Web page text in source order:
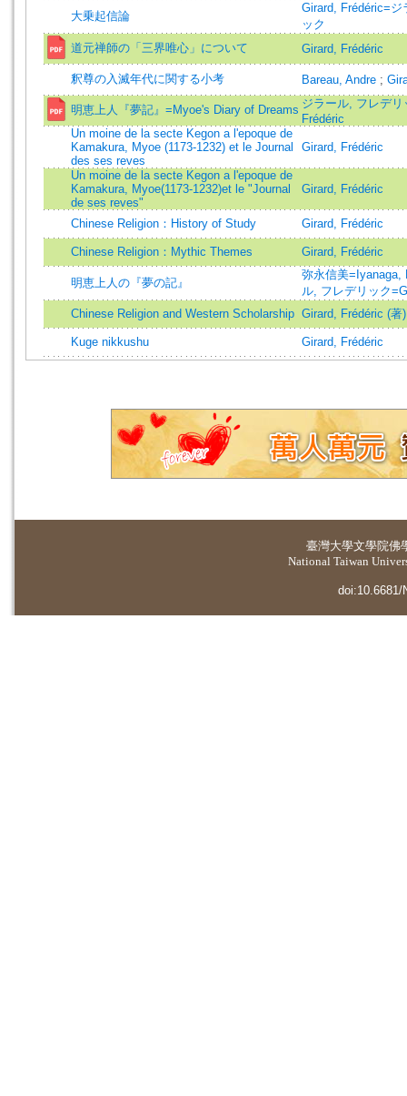
大乗起信論
Girard, Frédéric=
ック
道元禅師の「三界唯心」について
Girard, Frédéric
釈尊の入滅年代に関する小考 Bareau, Andre ;
明恵上人『夢記』=Myoe's Diary of Dreams ジラール, フレデリ
Frédéric
Un moine de la secte Kegon a l'epoque de
Kamakura, Myoe (1173-1232) et le Journal
des ses reves
Girard, Frédéric
Un moine de la secte Kegon a l'epoque de
Kamakura, Myoe(1173-1232)et le "Journal
de ses reves"
Girard, Frédéric
Chinese Religion：History of Study Girard, Frédéric
Chinese Religion：Mythic Themes Girard, Frédéric
明恵上人の『夢の記』
弥永信美=Iyanaga,
ル, フレデリック
Chinese Religion and Western Scholarship Girard, Frédéric (著)
Kuge nikkushu Girard, Frédéric
臺灣大學文學院佛
National Taiwan
doi:10.6681/